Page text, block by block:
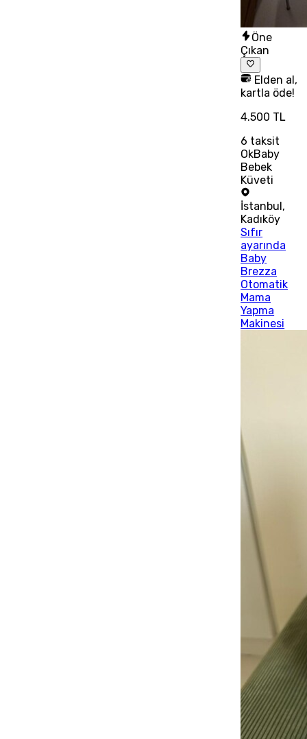
Öne
Çıkan
Elden al,
kartla öde!
4.500 TL
6 taksit
OkBaby
Bebek
Küveti
İstanbul,
Kadıköy
Sıfır
ayarında
Baby
Brezza
Otomatik
Mama
Yapma
Makinesi